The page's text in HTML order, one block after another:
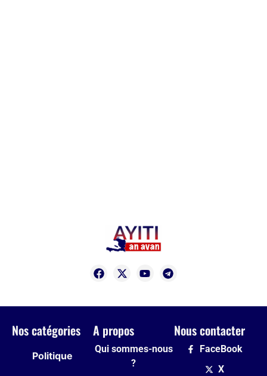
Nos catégories
Politique
A propos
Qui sommes-nous
?
Nous contacter
FaceBook
X